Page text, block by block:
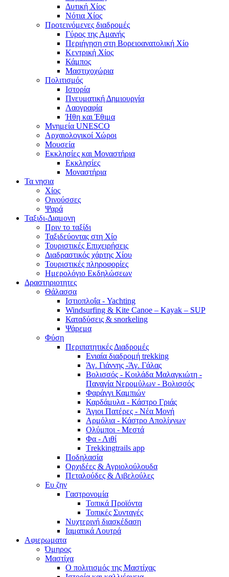
Δυτική Χίος
Νότια Χίος
Προτεινόμενες διαδρομές
Γύρος της Αμανής
Περιήγηση στη Βορειοανατολική Χίο
Κεντρική Χίος
Κάμπος
Μαστιχοχώρια
Πολιτισμός
Ιστορία
Πνευματική Δημιουργία
Λαογραφία
Ήθη και Έθιμα
Μνημεία UNESCO
Αρχαιολογικοί Χώροι
Μουσεία
Εκκλησίες και Μοναστήρια
Εκκλησίες
Μοναστήρια
Τα νησια
Χίος
Οινούσσες
Ψαρά
Ταξιδι-Διαμονη
Πριν το ταξίδι
Ταξιδεύοντας στη Χίο
Τουριστικές Επιχειρήσεις
Διαδραστικός χάρτης Χίου
Τουριστικές πληροφορίες
Ημερολόγιο Εκδηλώσεων
Δραστηριοτητες
Θάλασσα
Ιστιοπλοΐα - Yachting
Windsurfing & Kite Canoe – Kayak – SUP
Καταδύσεις & snorkeling
Ψάρεμα
Φύση
Περιπατητικές Διαδρομές
Ενιαία διαδρομή trekking
Άγ. Γιάννης -Άγ. Γάλας
Βολισσός - Κοιλάδα Μαλαγκιώτη -
Παναγία Νερομύλων - Βολισσός
Φαράγγι Καμπιών
Καρδάμυλα - Κάστρο Γριάς
Άγιοι Πατέρες - Νέα Μονή
Αρμόλια - Κάστρο Απολίχνων
Ολύμποι - Μεστά
Φα - Λιθί
Τrekkingtrails app
Ποδηλασία
Ορχιδέες & Αγριολούλουδα
Πεταλούδες & Λιβελούλες
Ευ ζην
Γαστρονομία
Τοπικά Προϊόντα
Τοπικές Συνταγές
Νυχτερινή διασκέδαση
Ιαματικά Λουτρά
Αφιερωματα
Όμηρος
Μαστίχα
Ο πολιτισμός της Μαστίχας